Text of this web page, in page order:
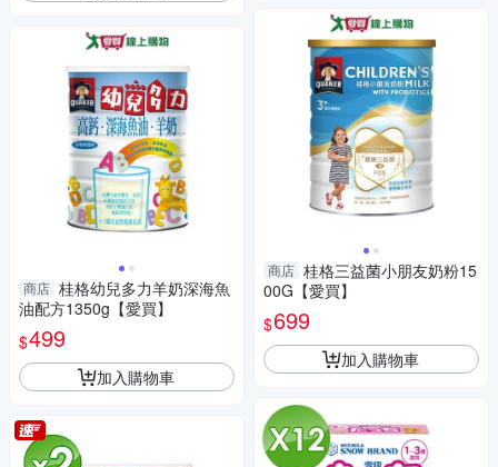
商店 桂格幼兒多力羊奶深海魚
油配方1350g【愛買】
$499
加入購物車
商店 桂格三益菌小朋友奶粉15
00G【愛買】
$699
加入購物車